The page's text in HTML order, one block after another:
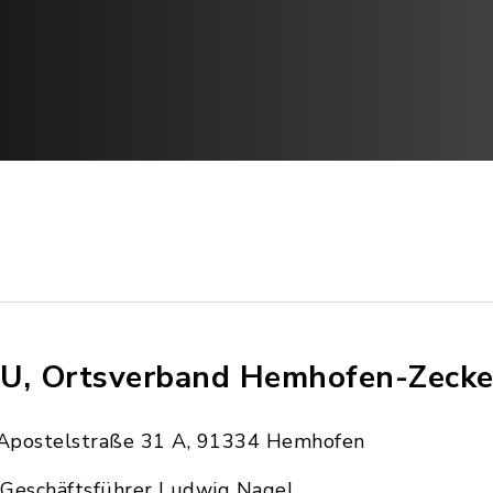
Ortsverband Hemhofen-
31 A, 91334 Hemhofen